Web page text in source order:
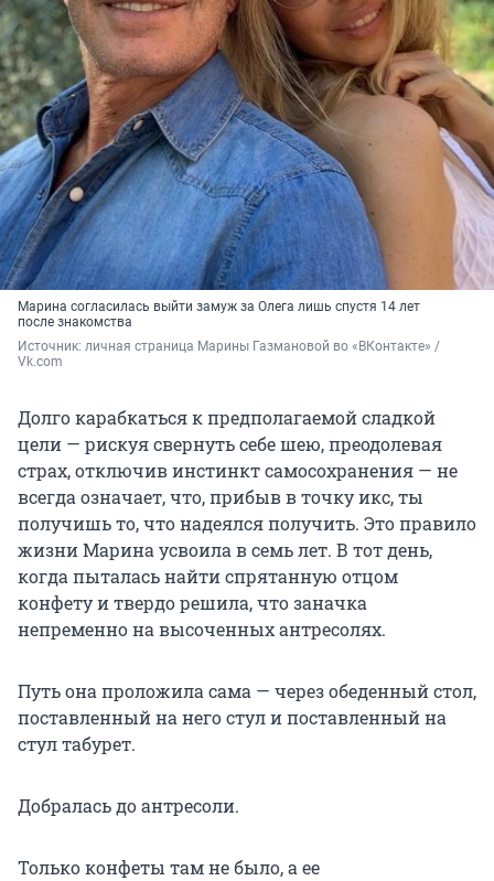
Марина согласилась выйти замуж за Олега лишь спустя 14 лет
после знакомства
Источник: личная страница Марины Газмановой во «ВКонтакте» /
Vk.com
Долго карабкаться к предполагаемой сладкой
цели — рискуя свернуть себе шею, преодолевая
страх, отключив инстинкт самосохранения — не
всегда означает, что, прибыв в точку икс, ты
получишь то, что надеялся получить. Это правило
жизни Марина усвоила в семь лет. В тот день,
когда пыталась найти спрятанную отцом
конфету и твердо решила, что заначка
непременно на высоченных антресолях.
Путь она проложила сама — через обеденный стол,
поставленный на него стул и поставленный на
стул табурет.
Добралась до антресоли.
Только конфеты там не было, а ее